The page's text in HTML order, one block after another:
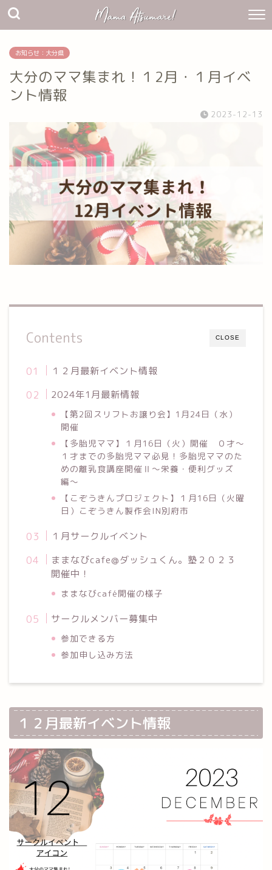
お知らせ：大分県
大分のママ集まれ！１2月・１月イベ
ント情報
2023-12-13
CLOSE
Contents
１２月最新イベント情報
2024年1月最新情報
【第2回スリフトお譲り会】1月24日（水）
開催
【多胎児ママ】１月16日（火）開催 ０才～
１才までの多胎児ママ必見！多胎児ママのた
めの離乳食講座開催Ⅱ〜栄養・便利グッズ
編〜
【こぞうきんプロジェクト】１月16日（火曜
日）こぞうきん製作会IN別府市
１月サークルイベント
ままなびcafe@ダッシュくん。塾２０２３
開催中！
ままなびcafé開催の様子
サークルメンバー募集中
参加できる方
参加申し込み方法
１２月最新イベント情報